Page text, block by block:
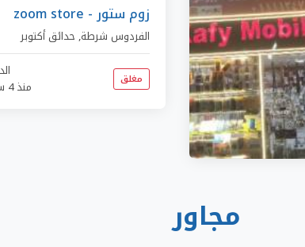
zoom store - زوم ستور
الفردوس شرطة, حدائق أكتوبر
منذ 4 سنوات
مغلق
مجاور